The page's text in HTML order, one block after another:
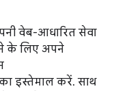
वेब-आधारित सेवा
के लिए अपने
इस्तेमाल करें. साथ